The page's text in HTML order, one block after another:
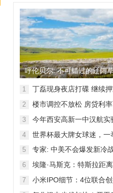
呼伦贝尔: 不可错过的辽阔
色
1
丁磊现身夜店打碟 继续
2
楼市调控不放松 房贷利
3
今年西安高新一中汉航实
4 世界杯最大牌女球迷，一
5
专家: 中美不会爆发新冷
6
埃隆·马斯克：特斯拉距
7
小米IPO细节：4位联合